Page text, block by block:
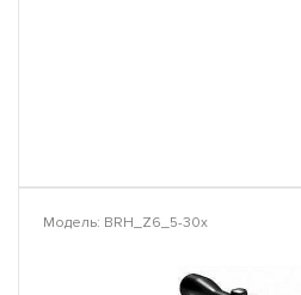
Модель: BRH_Z6_5-30x